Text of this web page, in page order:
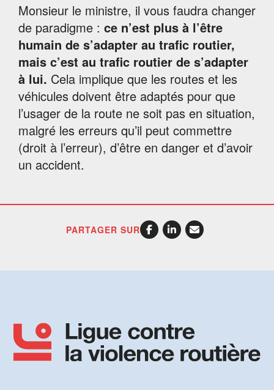
Monsieur le ministre, il vous faudra changer
de paradigme : ce n’est plus à l’être
humain de s’adapter au trafic routier,
mais c’est au trafic routier de s’adapter
à lui. Cela implique que les routes et les
véhicules doivent être adaptés pour que
l’usager de la route ne soit pas en situation,
malgré les erreurs qu’il peut commettre
(droit à l’erreur), d’être en danger et d’avoir
un accident.
PARTAGER SUR